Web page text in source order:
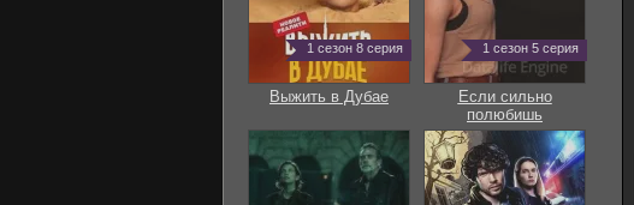
1 сезон 8 серия
Выжить в Дубае
1 сезон 5 серия
Если сильно
полюбишь